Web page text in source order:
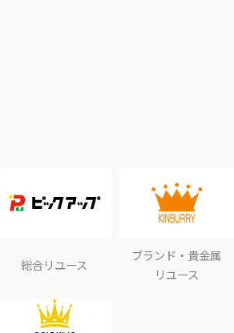
総合リユース
ブランド・貴金属
リユース